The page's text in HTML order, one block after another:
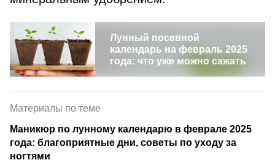
Лунный посевной
календарь на февраль 2025
года: что уже можно сажать
Материалы по теме
Маникюр по лунному календарю в феврале 2025
года: благоприятные дни, советы по уходу за
ногтями